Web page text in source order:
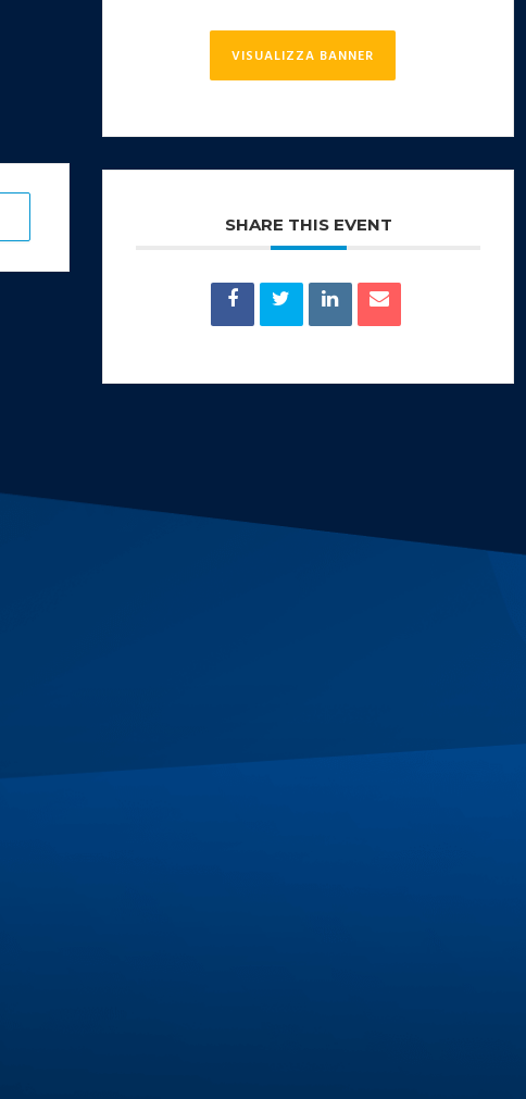
VISUALIZZA BANNER
SHARE THIS EVENT